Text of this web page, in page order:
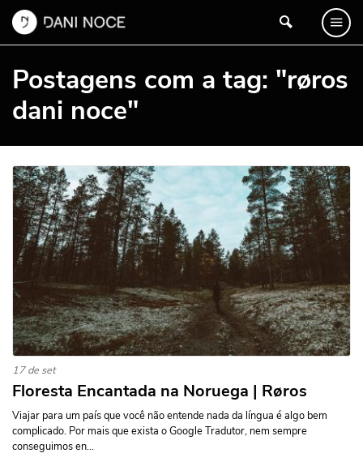
Postagens com a tag: "røros
dani noce"
17 de set
Floresta Encantada na Noruega | Røros
Viajar para um país que você não entende nada da língua é algo bem
complicado. Por mais que exista o Google Tradutor, nem sempre
conseguimos en...